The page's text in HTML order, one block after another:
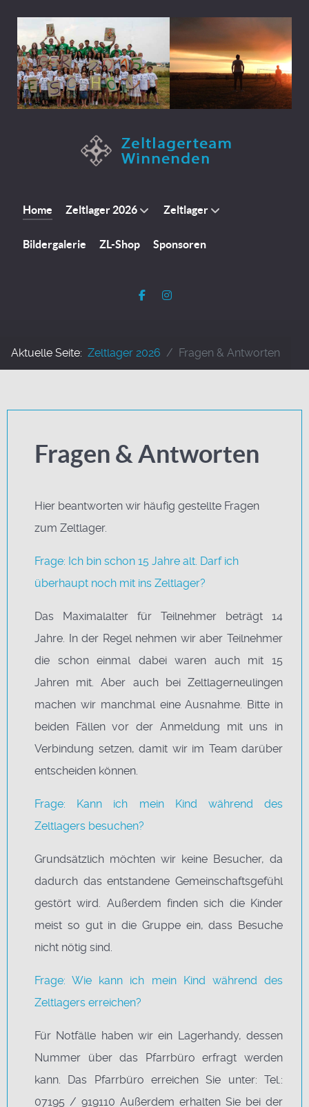
Home Zeltlager 2026 Zeltlager
Bildergalerie ZL-Shop Sponsoren
Aktuelle Seite: Zeltlager 2026 Fragen & Antworten
Fragen & Antworten
Hier beantworten wir häufig gestellte Fragen
zum Zeltlager.
Frage: Ich bin schon 15 Jahre alt. Darf ich
überhaupt noch mit ins Zeltlager?
Das Maximalalter für Teilnehmer beträgt 14
Jahre. In der Regel nehmen wir aber Teilnehmer
die schon einmal dabei waren auch mit 15
Jahren mit. Aber auch bei Zeltlagerneulingen
machen wir manchmal eine Ausnahme. Bitte in
beiden Fällen vor der Anmeldung mit uns in
Verbindung setzen, damit wir im Team darüber
entscheiden können.
Frage: Kann ich mein Kind während des
Zeltlagers besuchen?
Grundsätzlich möchten wir keine Besucher, da
dadurch das entstandene Gemeinschaftsgefühl
gestört wird. Außerdem finden sich die Kinder
meist so gut in die Gruppe ein, dass Besuche
nicht nötig sind.
Frage: Wie kann ich mein Kind während des
Zeltlagers erreichen?
Für Notfälle haben wir ein Lagerhandy, dessen
Nummer über das Pfarrbüro erfragt werden
kann. Das Pfarrbüro erreichen Sie unter: Tel.:
07195 / 919110 Außerdem erhalten Sie bei der